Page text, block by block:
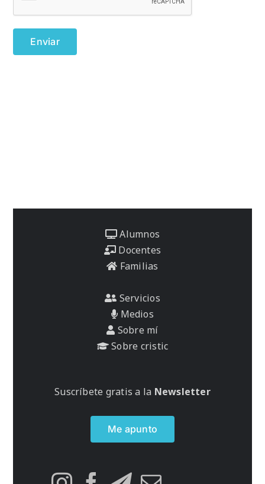
Alumnos
Docentes
Familias
Servicios
Medios
Sobre mí
Sobre cristic
Suscríbete gratis a la Newsletter
Me apunto